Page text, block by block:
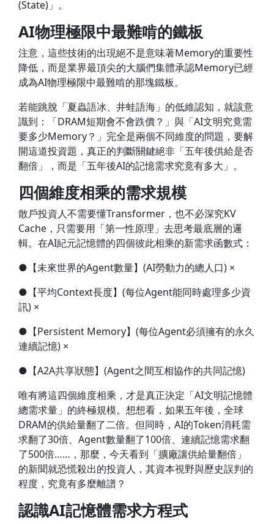
(State)」。
AI物理極限中最難啃的鐵板
注意，這些技術的出現絕不是意味著Memory的重要性
降低，而是業界最頂尖的大腦們集體承認Memory已經
成為AI物理極限中最難啃的那塊鐵板。
若能跳脫「夏蟲語冰、井蛙語海」的低維認知，就該意
識到：「DRAM短期會不會跌價？」與「AI文明究竟需
要多少Memory？」完全是兩個不同維度的問題，要解
開這道投資題，真正的判斷關鍵絕非「五年後供給是否
翻倍」，而是「五年後AI的記憶需求究竟有多大」。
四個維度相乘的需求規模
散戶投資人不需要懂Transformer，也不必深究KV
Cache，只需要用「第一性原理」去思考最底層的邏
輯。在AI紀元記憶體的四個彼此相乘的新需求函數式：
●【未來世界的Agent數量】(AI勞動力的總人口) ×
●【平均Context長度】(每位Agent能同時處理多少資
訊) ×
●【Persistent Memory】(每位Agent必須擁有的永久
連續記憶) ×
●【A2A共享狀態】(Agent之間互相協作的共同記憶)
唯有將這四個維度相乘，才是真正決定「AI文明記憶體
總需求量」的終極規模。想想看，如果五年後，全球
DRAM的供給量翻了二倍。但同時，AI的Token消耗需
求翻了30倍、Agent數量翻了100倍、連續記憶需求翻
了500倍……，那麼，今天看到「擴廠讓供給量翻倍」
的新聞就恐慌殺出的投資人，其資本視野與歷史誤判的
程度，究竟有多麼離譜？
認識AI記憶體需求方程式